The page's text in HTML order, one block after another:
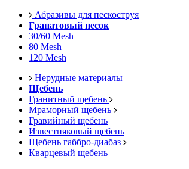
Абразивы для пескоструя
Гранатовый песок
30/60 Mesh
80 Mesh
120 Mesh
Нерудные материалы
Щебень
Гранитный щебень
Мраморный щебень
Гравийный щебень
Известняковый щебень
Щебень габбро-диабаз
Кварцевый щебень